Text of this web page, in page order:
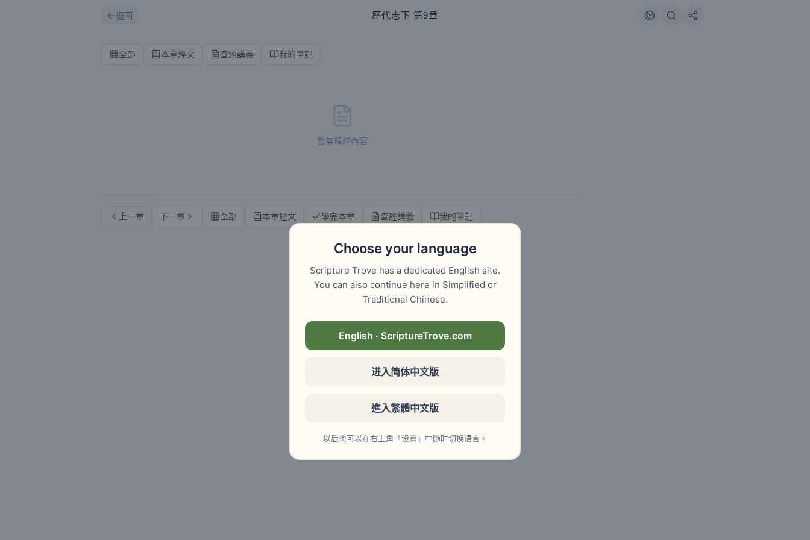
返回 歷代志下 第9章
全部 本章經文 查經講義 我的筆記
暫無釋經內容
上一章 下一章 全部 本章經文 學完本章 查經講義 我的筆記
Choose your language
Scripture Trove has a dedicated English site.
You can also continue here in Simplified or
Traditional Chinese.
English · ScriptureTrove.com
进入简体中文版
進入繁體中文版
以后也可以在右上角「设置」中随时切换语言。